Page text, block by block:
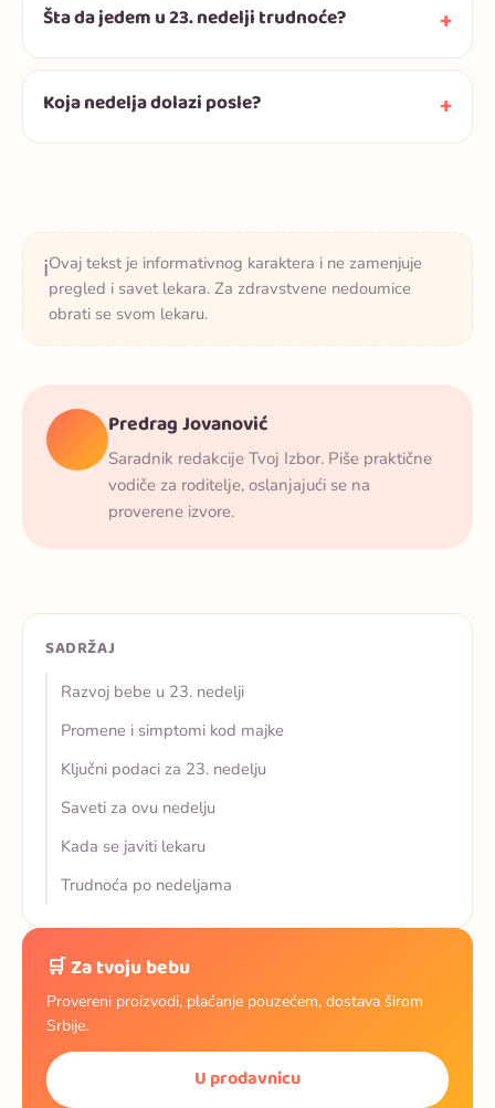
Šta da jedem u 23. nedelji trudnoće?
Koja nedelja dolazi posle?
ℹ️Ovaj tekst je informativnog karaktera i ne zamenjuje
pregled i savet lekara. Za zdravstvene nedoumice
obrati se svom lekaru.
Predrag Jovanović
Saradnik redakcije Tvoj Izbor. Piše praktične
vodiče za roditelje, oslanjajući se na
proverene izvore.
SADRŽAJ
Razvoj bebe u 23. nedelji
Promene i simptomi kod majke
Ključni podaci za 23. nedelju
Saveti za ovu nedelju
Kada se javiti lekaru
Trudnoća po nedeljama
🛒 Za tvoju bebu
Provereni proizvodi, plaćanje pouzećem, dostava širom
Srbije.
U prodavnicu